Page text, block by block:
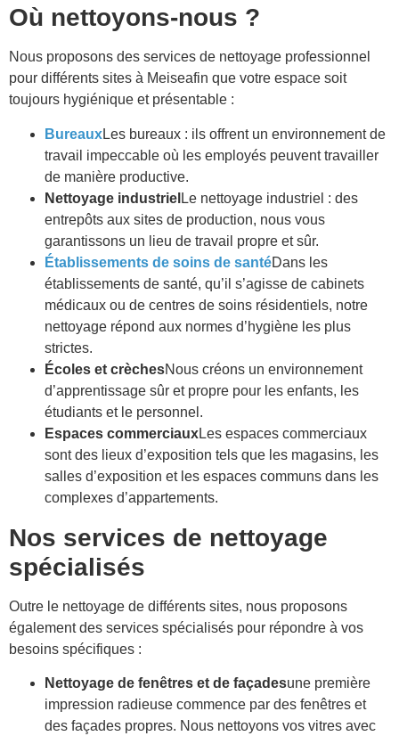
Où nettoyons-nous ?
Nous proposons des services de nettoyage professionnel
pour différents sites à Meiseafin que votre espace soit
toujours hygiénique et présentable :
BureauxLes bureaux : ils offrent un environnement de
travail impeccable où les employés peuvent travailler
de manière productive.
Nettoyage industriel Le nettoyage industriel : des
entrepôts aux sites de production, nous vous
garantissons un lieu de travail propre et sûr.
Établissements de soins de santéDans les
établissements de santé, qu’il s’agisse de cabinets
médicaux ou de centres de soins résidentiels, notre
nettoyage répond aux normes d’hygiène les plus
strictes.
Écoles et crèchesNous créons un environnement
d’apprentissage sûr et propre pour les enfants, les
étudiants et le personnel.
Espaces commerciauxLes espaces commerciaux
sont des lieux d’exposition tels que les magasins, les
salles d’exposition et les espaces communs dans les
complexes d’appartements.
Nos services de nettoyage
spécialisés
Outre le nettoyage de différents sites, nous proposons
également des services spécialisés pour répondre à vos
besoins spécifiques :
Nettoyage de fenêtres et de façadesune première
impression radieuse commence par des fenêtres et
des façades propres. Nous nettoyons vos vitres avec